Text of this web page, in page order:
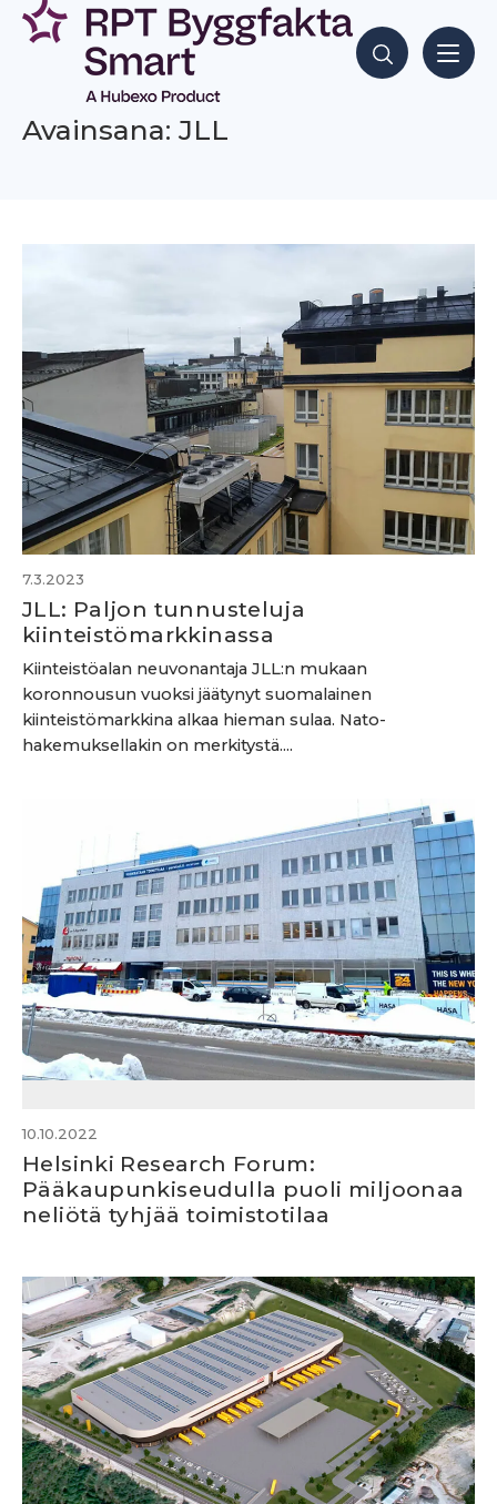
Siirry
sisältöön
Hae sisältöjä
Avainsana: JLL
7.3.2023
JLL: Paljon tunnusteluja
kiinteistömarkkinassa
Kiinteistöalan neuvonantaja JLL:n mukaan
koronnousun vuoksi jäätynyt suomalainen
kiinteistömarkkina alkaa hieman sulaa. Nato-
hakemuksellakin on merkitystä....
10.10.2022
Helsinki Research Forum:
Pääkaupunkiseudulla puoli miljoonaa
neliötä tyhjää toimistotilaa